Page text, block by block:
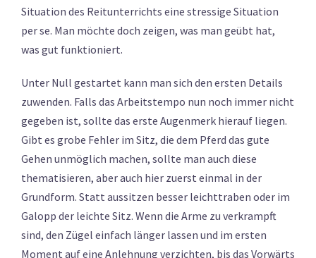
Situation des Reitunterrichts eine stressige Situation
per se. Man möchte doch zeigen, was man geübt hat,
was gut funktioniert.
Unter Null gestartet kann man sich den ersten Details
zuwenden. Falls das Arbeitstempo nun noch immer nicht
gegeben ist, sollte das erste Augenmerk hierauf liegen.
Gibt es grobe Fehler im Sitz, die dem Pferd das gute
Gehen unmöglich machen, sollte man auch diese
thematisieren, aber auch hier zuerst einmal in der
Grundform. Statt aussitzen besser leichttraben oder im
Galopp der leichte Sitz. Wenn die Arme zu verkrampft
sind, den Zügel einfach länger lassen und im ersten
Moment auf eine Anlehnung verzichten, bis das Vorwärts